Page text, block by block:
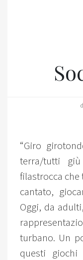
“Giro
terra/tutti
filastrocca
cantato,
Oggi, da
turbano. Un
questi